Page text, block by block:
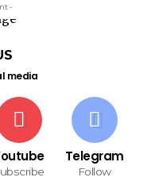
-
media
Telegram
Follow